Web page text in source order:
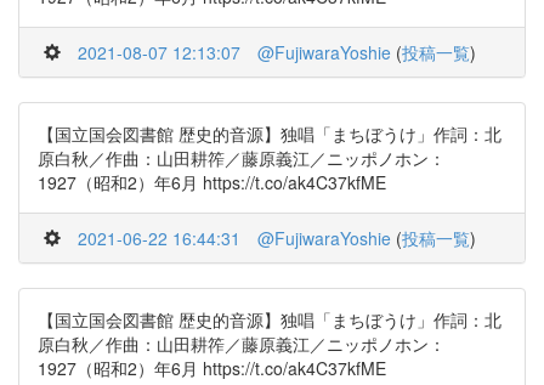
2021-08-07 12:13:07 @FujiwaraYoshie (投稿一覧)
【国立国会図書館 歴史的音源】独唱「まちぼうけ」作詞：北
原白秋／作曲：山田耕筰／藤原義江／ニッポノホン：
1927（昭和2）年6月 https://t.co/ak4C37kfME
2021-06-22 16:44:31 @FujiwaraYoshie (投稿一覧)
【国立国会図書館 歴史的音源】独唱「まちぼうけ」作詞：北
原白秋／作曲：山田耕筰／藤原義江／ニッポノホン：
1927（昭和2）年6月 https://t.co/ak4C37kfME